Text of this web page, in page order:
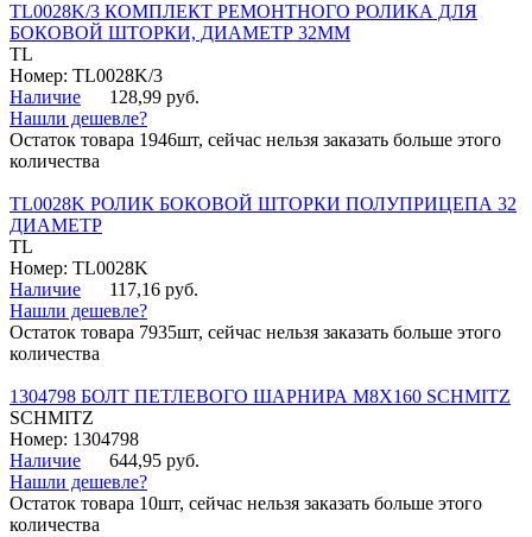
TL0028K/3 КОМПЛЕКТ РЕМОНТНОГО РОЛИКА ДЛЯ
БОКОВОЙ ШТОРКИ, ДИАМЕТР 32ММ
TL
Номер: TL0028K/3
Наличие
128,99 руб.
Нашли дешевле?
Остаток товара 1946шт, сейчас нельзя заказать больше этого
количества
TL0028K РОЛИК БОКОВОЙ ШТОРКИ ПОЛУПРИЦЕПА 32
ДИАМЕТР
TL
Номер: TL0028K
Наличие
117,16 руб.
Нашли дешевле?
Остаток товара 7935шт, сейчас нельзя заказать больше этого
количества
1304798 БОЛТ ПЕТЛЕВОГО ШАРНИРА М8Х160 SCHMITZ
SCHMITZ
Номер: 1304798
Наличие
644,95 руб.
Нашли дешевле?
Остаток товара 10шт, сейчас нельзя заказать больше этого
количества